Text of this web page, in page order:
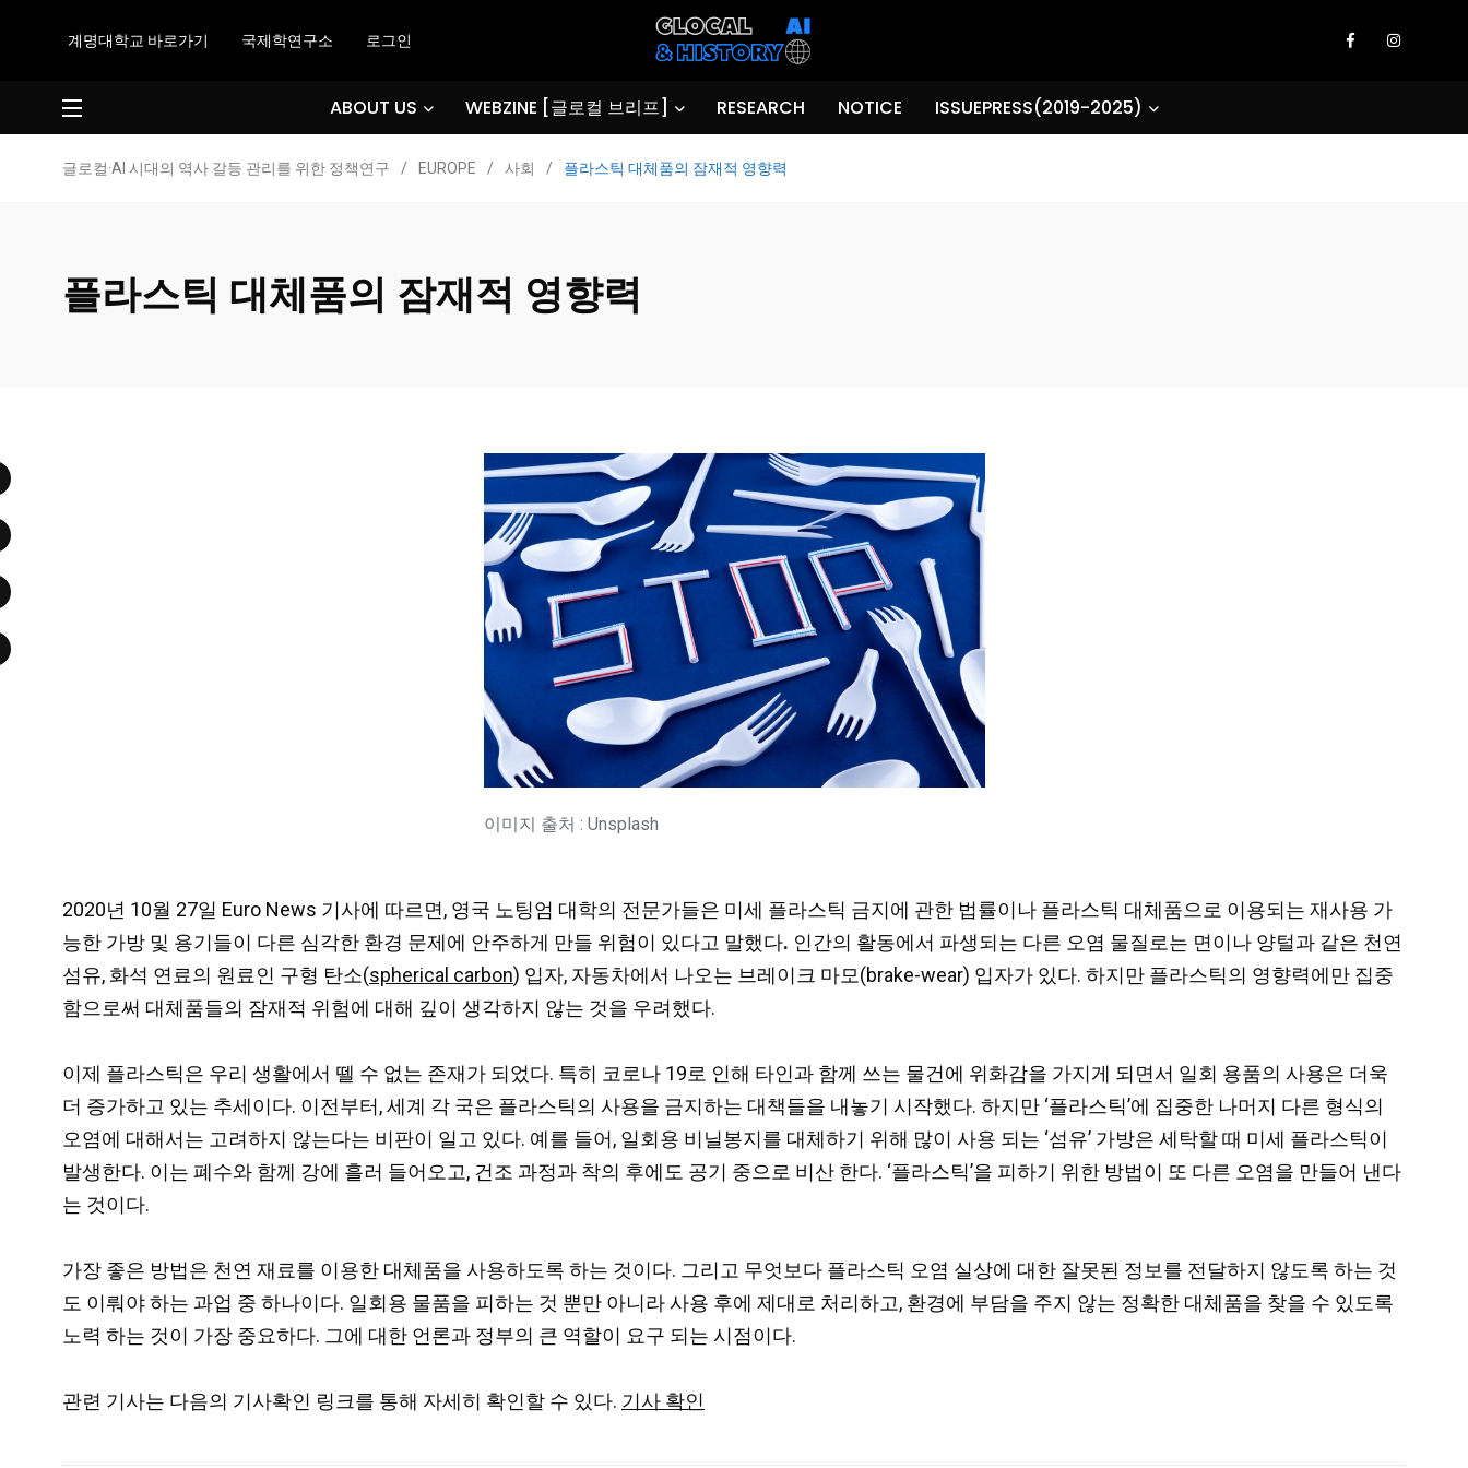
계명대학교 바로가기 국제학연구소 로그인
ABOUT US WEBZINE [글로컬 브리프] RESEARCH NOTICE ISSUEPRESS(2019-2025)
글로컬·AI 시대의 역사 갈등 관리를 위한 정책연구 / EUROPE / 사회 / 플라스틱 대체품의 잠재적 영향력
플라스틱 대체품의 잠재적 영향력
이미지 출처 : Unsplash
2020년 10월 27일 Euro News 기사에 따르면, 영국 노팅엄 대학의 전문가들은 미세 플라스틱 금지에 관한 법률이나 플라스틱 대체품으로 이용되는 재사용 가
능한 가방 및 용기들이 다른 심각한 환경 문제에 안주하게 만들 위험이 있다고 말했다. 인간의 활동에서 파생되는 다른 오염 물질로는 면이나 양털과 같은 천연
섬유, 화석 연료의 원료인 구형 탄소(spherical carbon) 입자, 자동차에서 나오는 브레이크 마모(brake-wear) 입자가 있다. 하지만 플라스틱의 영향력에만 집중
함으로써 대체품들의 잠재적 위험에 대해 깊이 생각하지 않는 것을 우려했다.
이제 플라스틱은 우리 생활에서 뗄 수 없는 존재가 되었다. 특히 코로나 19로 인해 타인과 함께 쓰는 물건에 위화감을 가지게 되면서 일회 용품의 사용은 더욱
더 증가하고 있는 추세이다. 이전부터, 세계 각 국은 플라스틱의 사용을 금지하는 대책들을 내놓기 시작했다. 하지만 ‘플라스틱’에 집중한 나머지 다른 형식의
오염에 대해서는 고려하지 않는다는 비판이 일고 있다. 예를 들어, 일회용 비닐봉지를 대체하기 위해 많이 사용 되는 ‘섬유’ 가방은 세탁할 때 미세 플라스틱이
발생한다. 이는 폐수와 함께 강에 흘러 들어오고, 건조 과정과 착의 후에도 공기 중으로 비산 한다. ‘플라스틱’을 피하기 위한 방법이 또 다른 오염을 만들어 낸다
는 것이다.
가장 좋은 방법은 천연 재료를 이용한 대체품을 사용하도록 하는 것이다. 그리고 무엇보다 플라스틱 오염 실상에 대한 잘못된 정보를 전달하지 않도록 하는 것
도 이뤄야 하는 과업 중 하나이다. 일회용 물품을 피하는 것 뿐만 아니라 사용 후에 제대로 처리하고, 환경에 부담을 주지 않는 정확한 대체품을 찾을 수 있도록
노력 하는 것이 가장 중요하다. 그에 대한 언론과 정부의 큰 역할이 요구 되는 시점이다.
관련 기사는 다음의 기사확인 링크를 통해 자세히 확인할 수 있다. 기사 확인